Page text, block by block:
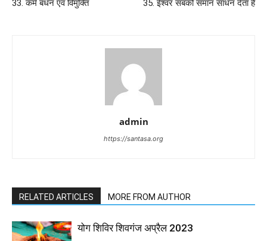
33. कर्म बंधन एवं विमुक्ति 35. ईश्वर सबको समान साधन देता है
admin
https://santasa.org
RELATED ARTICLES MORE FROM AUTHOR
योग शिविर शिवगंज अप्रैल 2023